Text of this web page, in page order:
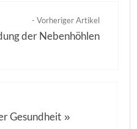
- Vorheriger Artikel
der Nebenhöhlen
Gesundheit »